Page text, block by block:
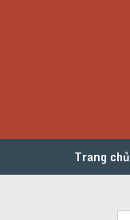
Trang chủ